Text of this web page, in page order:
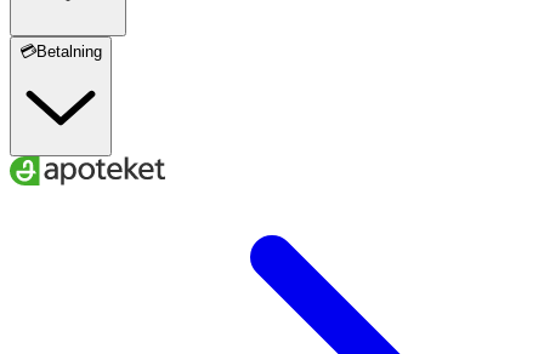
💳Betalning